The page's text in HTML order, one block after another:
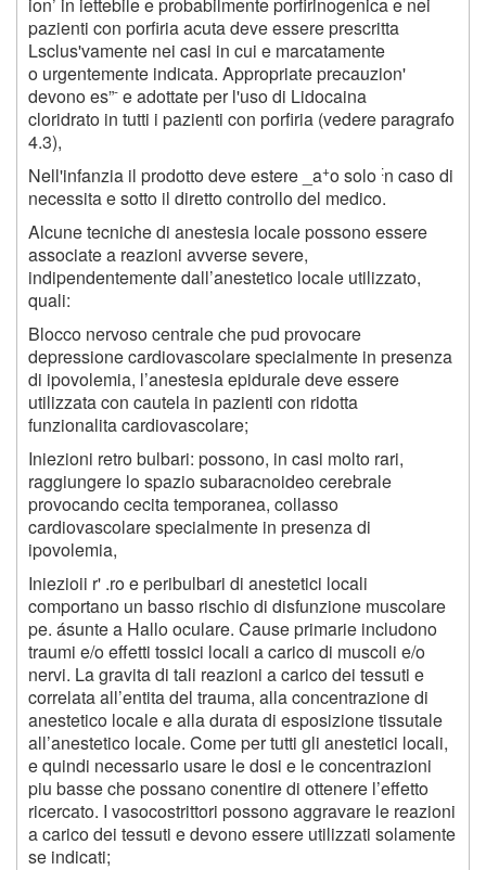
pazienti con porfiria acuta deve essere prescritta
Lsclus'vamente nei casi in cui e marcatamente
o urgentemente indicata. Appropriate precauzion'
devono es”- e adottate per l'uso di Lidocaina
cloridrato in tutti i pazienti con porfiria (vedere paragrafo
4.3),
Nell'infanzia il prodotto deve estere _a+o solo :n caso di
necessita e sotto il diretto controllo del medico.
Alcune tecniche di anestesia locale possono essere
associate a reazioni avverse severe,
indipendentemente dall’anestetico locale utilizzato,
quali:
Blocco nervoso centrale che pud provocare
depressione cardiovascolare specialmente in presenza
di ipovolemia, l’anestesia epidurale deve essere
utilizzata con cautela in pazienti con ridotta
funzionalita cardiovascolare;
Iniezioni retro bulbari: possono, in casi molto rari,
raggiungere lo spazio subaracnoideo cerebrale
provocando cecita temporanea, collasso
cardiovascolare specialmente in presenza di
ipovolemia,
Iniezioii r' .ro e peribulbari di anestetici locali
comportano un basso rischio di disfunzione muscolare
pe. ásunte a Hallo oculare. Cause primarie includono
traumi e/o effetti tossici locali a carico di muscoli e/o
nervi. La gravita di tali reazioni a carico dei tessuti e
correlata all’entita del trauma, alla concentrazione di
anestetico locale e alla durata di esposizione tissutale
all’anestetico locale. Come per tutti gli anestetici locali,
e quindi necessario usare le dosi e le concentrazioni
piu basse che possano conentire di ottenere l’effetto
ricercato. I vasocostrittori possono aggravare le reazioni
a carico dei tessuti e devono essere utilizzati solamente
se indicati;